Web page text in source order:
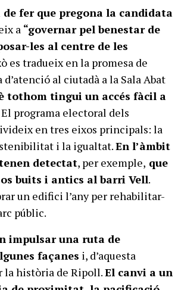
de fer que pregona la candidata
a “governar pel benestar de
les al centre de les
es tradueix en la promesa de
al ciutadà a la Sala Abat
tothom tingui un accés fàcil a
El programa electoral dels
en tres eixos principals: la
i la igualtat.En l’àmbit
detectat, per exemple, que
buits i antics al barri Vell.
un edifici l’any per rehabilitar-
públic.
impulsar una ruta de
façanes i, d’aquesta
la història de Ripoll.El canvi a un